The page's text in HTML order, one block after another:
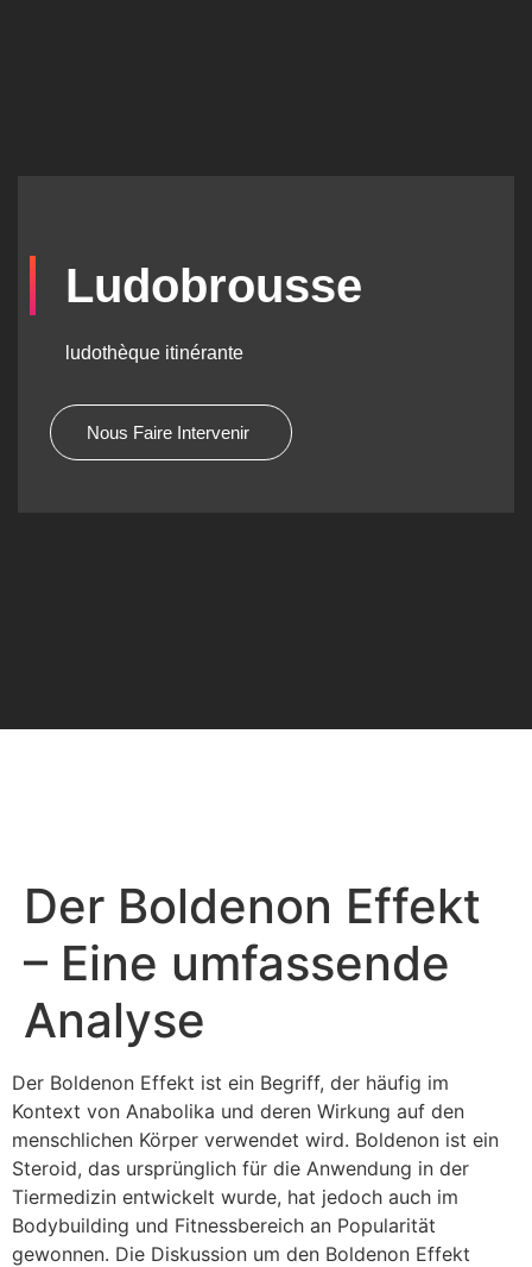
Ludobrousse
ludothèque itinérante
Nous Faire Intervenir
Der Boldenon Effekt
– Eine umfassende
Analyse
Der Boldenon Effekt ist ein Begriff, der häufig im
Kontext von Anabolika und deren Wirkung auf den
menschlichen Körper verwendet wird. Boldenon ist ein
Steroid, das ursprünglich für die Anwendung in der
Tiermedizin entwickelt wurde, hat jedoch auch im
Bodybuilding und Fitnessbereich an Popularität
gewonnen. Die Diskussion um den Boldenon Effekt